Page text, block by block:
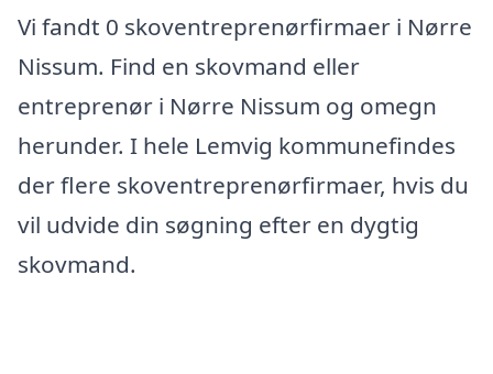
Vi fandt 0 skoventreprenørfirmaer i Nørre
Nissum. Find en skovmand eller
entreprenør i Nørre Nissum og omegn
herunder. I hele Lemvig kommunefindes
der flere skoventreprenørfirmaer, hvis du
vil udvide din søgning efter en dygtig
skovmand.